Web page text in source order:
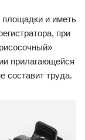
площадки и иметь
при
прилагающейся
составит труда.